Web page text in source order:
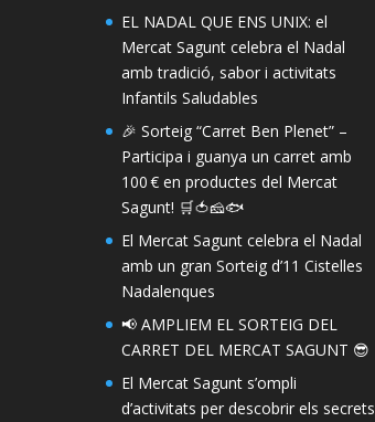
EL NADAL QUE ENS UNIX: el
Mercat Sagunt celebra el Nadal
amb tradició, sabor i activitats
Infantils Saludables
🎉 Sorteig “Carret Ben Plenet” –
Participa i guanya un carret amb
100 € en productes del Mercat
Sagunt! 🛒🍅🧀🐟
El Mercat Sagunt celebra el Nadal
amb un gran Sorteig d’11 Cistelles
Nadalenques
📢 AMPLIEM EL SORTEIG DEL
CARRET DEL MERCAT SAGUNT 😎
El Mercat Sagunt s’ompli
d’activitats per descobrir els secrets